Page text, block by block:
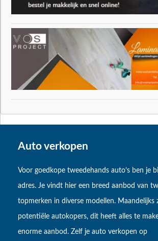
Auto verkopen
Voor goedkope tweedehands auto’s ben je
adres. Je vindt hier een breed aanbod van
topmerken in diverse modellen. Maandelijks
potentiële autokopers, dit heeft alles te
enorme aanbod. Zelf je auto verkopen op